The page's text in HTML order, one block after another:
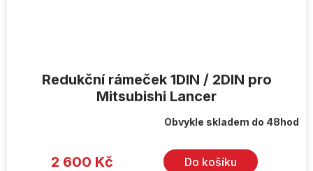
Redukční rámeček 1DIN / 2DIN pro
Mitsubishi Lancer
Obvykle skladem do 48hod
2 600 Kč Do košíku